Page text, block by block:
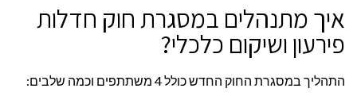
איך מתנהלים במסגרת חוק חדלות
פירעון ושיקום כלכלי?
התהליך במסגרת החוק החדש כולל 4 משתתפים וכמה שלבים: